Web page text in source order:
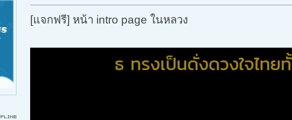
[แจกฟรี] หน้า intro page ในหลวง